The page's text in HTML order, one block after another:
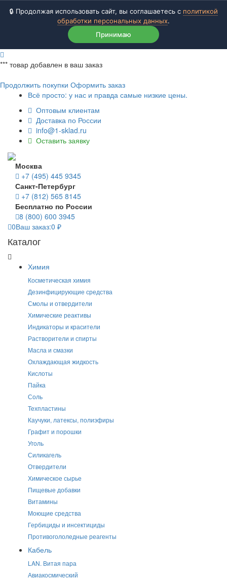
🔒 Продолжая использовать сайт, вы соглашаетесь с политикой
обработки персональных данных.
Принимаю
*** товар добавлен в ваш заказ
Продолжить покупки Оформить заказ
Всё просто: у нас и правда самые низкие цены.
Оптовым клиентам
Доставка по России
info@1-sklad.ru
Оставить заявку
Москва
+7 (495) 445 9345
Санкт-Петербург
+7 (812) 565 8145
Бесплатно по России
8 (800) 600 3945
0Ваш заказ:0 ₽
Каталог
Химия
Косметическая химия
Дезинфицирующие средства
Смолы и отвердители
Химические реактивы
Индикаторы и красители
Растворители и спирты
Масла и смазки
Охлаждающая жидкость
Кислоты
Пайка
Соль
Техпластины
Каучуки, латексы, полиэфиры
Графит и порошки
Уголь
Силикагель
Отвердители
Химическое сырье
Пищевые добавки
Витамины
Моющие средства
Гербициды и инсектициды
Противогололедные реагенты
Кабель
LAN. Витая пара
Авиакосмический